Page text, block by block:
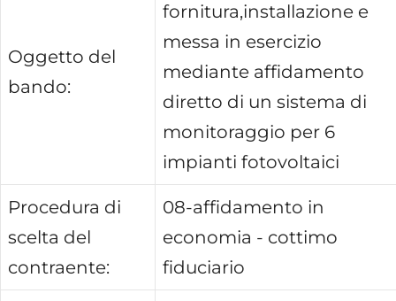
Oggetto del
bando:
fornitura,installazione e
messa in esercizio
mediante affidamento
diretto di un sistema di
monitoraggio per 6
impianti fotovoltaici
Procedura di
scelta del
contraente:
08-affidamento in
economia - cottimo
fiduciario